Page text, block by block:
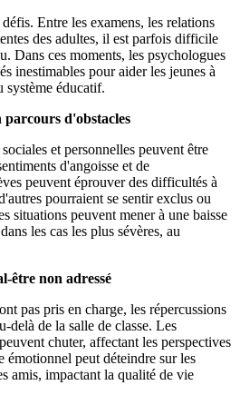
Entre les examens, les relations
des adultes, il est parfois difficile
Dans ces moments, les psychologues
inestimables pour aider les jeunes à
système éducatif.
d'obstacles
et personnelles peuvent être
d'angoisse et de
peuvent éprouver des difficultés à
pourraient se sentir exclus ou
situations peuvent mener à une baisse
les cas les plus sévères, au
être non adressé
pas pris en charge, les répercussions
delà de la salle de classe. Les
chuter, affectant les perspectives
émotionnel peut déteindre sur les
amis, impactant la qualité de vie